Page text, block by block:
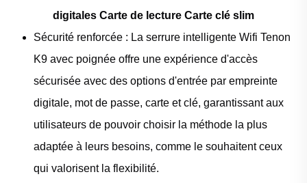
digitales Carte de lecture Carte clé slim
Sécurité renforcée : La serrure intelligente Wifi Tenon
K9 avec poignée offre une expérience d'accès
sécurisée avec des options d'entrée par empreinte
digitale, mot de passe, carte et clé, garantissant aux
utilisateurs de pouvoir choisir la méthode la plus
adaptée à leurs besoins, comme le souhaitent ceux
qui valorisent la flexibilité.